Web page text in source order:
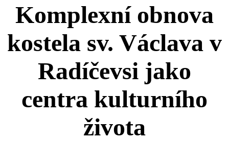
Komplexní obnova
kostela sv. Václava v
Radíčevsi jako
centra kulturního
života